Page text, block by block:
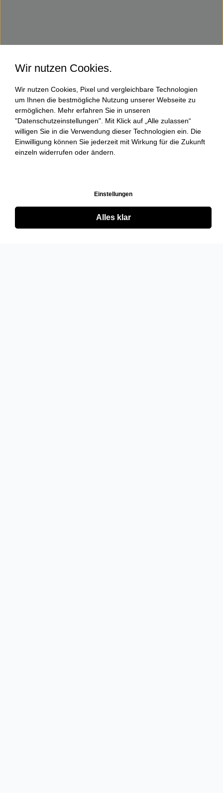
Wir nutzen Cookies.
Wir nutzen Cookies, Pixel und vergleichbare Technologien
um Ihnen die bestmögliche Nutzung unserer Webseite zu
ermöglichen. Mehr erfahren Sie in unseren
"Datenschutzeinstellungen". Mit Klick auf „Alle zulassen“
willigen Sie in die Verwendung dieser Technologien ein. Die
Einwilligung können Sie jederzeit mit Wirkung für die Zukunft
einzeln widerrufen oder ändern.
Einstellungen
Alles klar